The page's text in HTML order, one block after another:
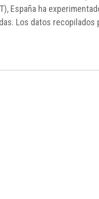
España ha
Los datos recopilados